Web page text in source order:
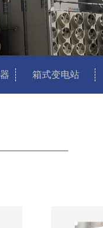
箱式变电站